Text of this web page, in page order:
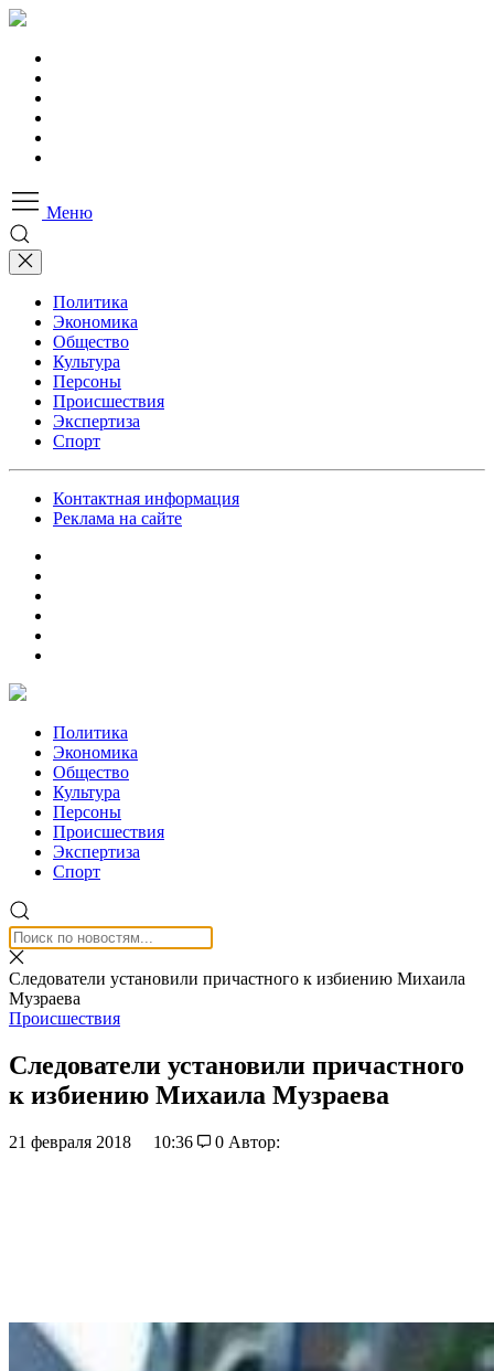
Меню
Политика
Экономика
Общество
Культура
Персоны
Происшествия
Экспертиза
Спорт
Контактная информация
Реклама на сайте
Политика
Экономика
Общество
Культура
Персоны
Происшествия
Экспертиза
Спорт
Следователи установили причастного к избиению Михаила
Музраева
Происшествия
Следователи установили причастного
к избиению Михаила Музраева
21 февраля 2018 10:36 0 Автор: